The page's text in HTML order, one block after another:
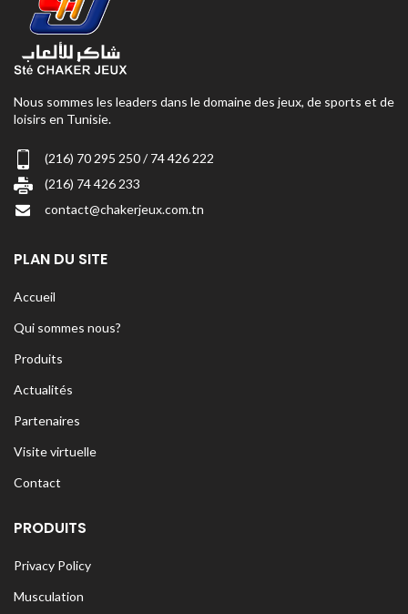
Nous sommes les leaders dans le domaine des jeux, de sports et de
loisirs en Tunisie.
(216) 70 295 250 / 74 426 222
(216) 74 426 233
contact@chakerjeux.com.tn
PLAN DU SITE
Accueil
Qui sommes nous?
Produits
Actualités
Partenaires
Visite virtuelle
Contact
PRODUITS
Privacy Policy
Musculation